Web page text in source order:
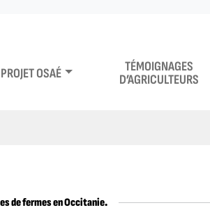
OSAÉ
TÉMOIGNAGES
D’AGRICULTEURS
de fermes en Occitanie.